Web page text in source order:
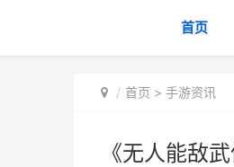
首页
首页 > 手游资讯
《无人能敌